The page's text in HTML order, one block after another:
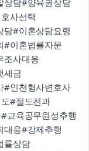
상담#양육권상담
사선택
담#이혼상담요령
#이혼법률자문
조사대응
세금
#인천형사변호사
#절도전과
#교육공무원성추행
대응#강제추행
률상담